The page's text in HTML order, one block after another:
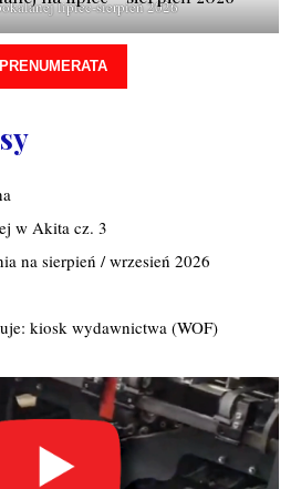
lipiec-sierpień 2026
PRENUMERATA
w Akita cz. 3
na sierpień / wrzesień 2026
kiosk wydawnictwa (WOF)